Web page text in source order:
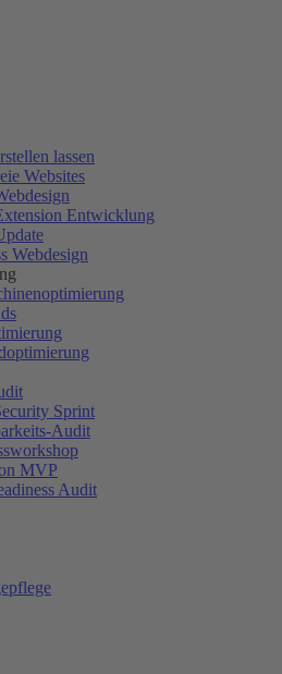
lassen
Websites
Entwicklung
Webdesign
Sprint
Audit
MVP
Audit